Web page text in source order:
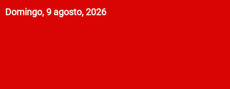
Domingo, 9 agosto, 2026